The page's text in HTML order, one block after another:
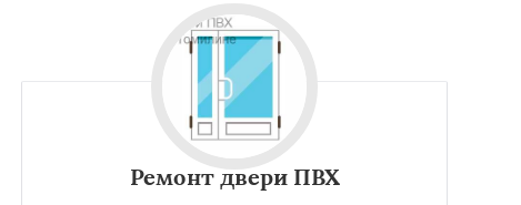
Ремонт двери ПВХ